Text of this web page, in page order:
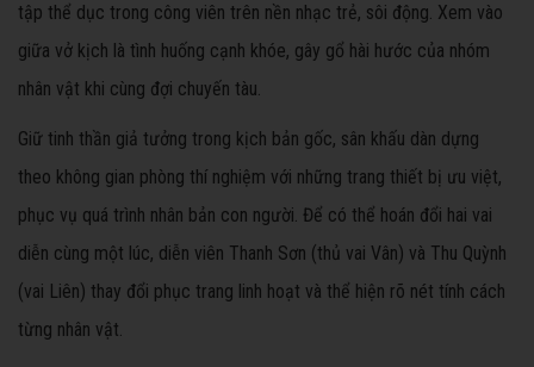
tập thể dục trong công viên trên nền nhạc trẻ, sôi động. Xem vào
giữa vở kịch là tình huống cạnh khóe, gây gổ hài hước của nhóm
nhân vật khi cùng đợi chuyến tàu.
Giữ tinh thần giả tưởng trong kịch bản gốc, sân khấu dàn dựng
theo không gian phòng thí nghiệm với những trang thiết bị ưu việt,
phục vụ quá trình nhân bản con người. Để có thể hoán đổi hai vai
diễn cùng một lúc, diễn viên Thanh Sơn (thủ vai Vân) và Thu Quỳnh
(vai Liên) thay đổi phục trang linh hoạt và thể hiện rõ nét tính cách
từng nhân vật.